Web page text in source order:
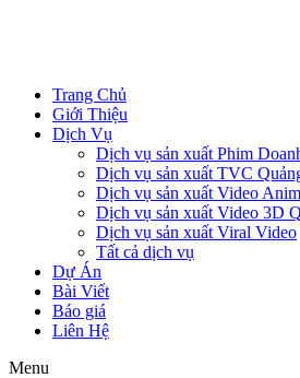
Trang Chủ
Giới Thiệu
Dịch Vụ
Dịch vụ sản xuất Phim
Dịch vụ sản xuất TVC
Dịch vụ sản xuất Video
Dịch vụ sản xuất Video 3D
Dịch vụ sản xuất Viral Video
Tất cả dịch vụ
Dự Án
Bài Viết
Báo giá
Liên Hệ
Menu